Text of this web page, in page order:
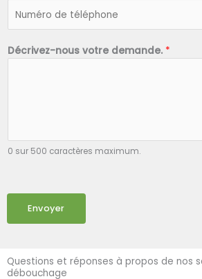
Décrivez-nous votre demande. *
0 sur 500 caractères maximum.
Envoyer
Questions et réponses à propos de nos
débouchage